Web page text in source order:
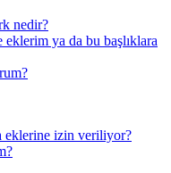
nedir?
eklerim ya da bu başlıklara
eklerine izin veriliyor?